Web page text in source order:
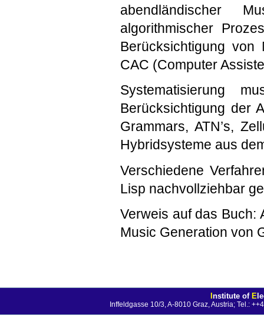
abendländischer
algorithmischer
Berücksichtigung von
CAC (Computer
Systematisierung
Berücksichtigung der
Grammars, ATN’s,
Hybridsysteme aus
Verschiedene
Lisp nachvollziehbar
Verweis auf das Buch:
Music Generation von
Institute of E
Inffeldgasse 10/3, A-8010 Graz, Austria; Tel.: